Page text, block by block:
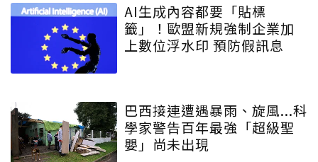
AI生成內容都要「貼標
籤」！歐盟新規強制企業加
上數位浮水印 預防假訊息
巴西接連遭遇暴雨、旋風...科
學家警告百年最強「超級聖
嬰」尚未出現